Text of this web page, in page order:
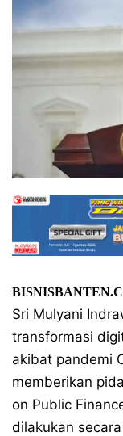
Sri Mulyani
transformasi
akibat pandemi
memberikan
on Public
dilakukan